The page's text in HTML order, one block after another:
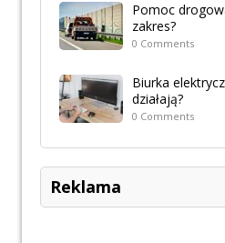
Pomoc
zakres?
0 Comments
Biurka
działają?
0 Comments
Reklama